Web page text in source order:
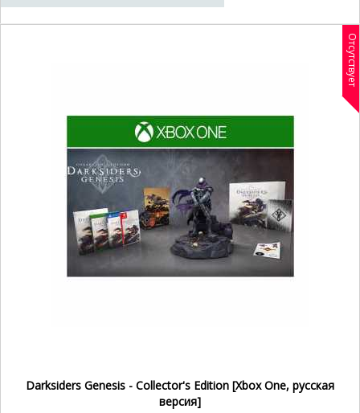
Отсутствует
Darksiders Genesis - Collector's Edition [Xbox One, русская
версия]